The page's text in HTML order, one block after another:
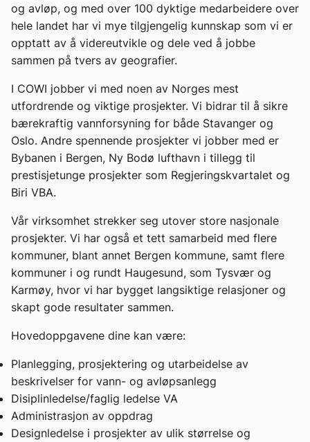
og avløp, og med over 100 dyktige medarbeidere over
hele landet har vi mye tilgjengelig kunnskap som vi er
opptatt av å videreutvikle og dele ved å jobbe
sammen på tvers av geografier.
I COWI jobber vi med noen av Norges mest
utfordrende og viktige prosjekter. Vi bidrar til å sikre
bærekraftig vannforsyning for både Stavanger og
Oslo. Andre spennende prosjekter vi jobber med er
Bybanen i Bergen, Ny Bodø lufthavn i tillegg til
prestisjetunge prosjekter som Regjeringskvartalet og
Biri VBA.
Vår virksomhet strekker seg utover store nasjonale
prosjekter. Vi har også et tett samarbeid med flere
kommuner, blant annet Bergen kommune, samt flere
kommuner i og rundt Haugesund, som Tysvær og
Karmøy, hvor vi har bygget langsiktige relasjoner og
skapt gode resultater sammen.
Hovedoppgavene dine kan være:
Planlegging, prosjektering og utarbeidelse av
beskrivelser for vann- og avløpsanlegg
Disiplinledelse/faglig ledelse VA
Administrasjon av oppdrag
Designledelse i prosjekter av ulik størrelse og